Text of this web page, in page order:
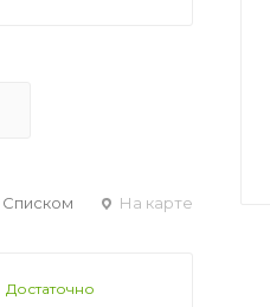
Списком На карте
Достаточно